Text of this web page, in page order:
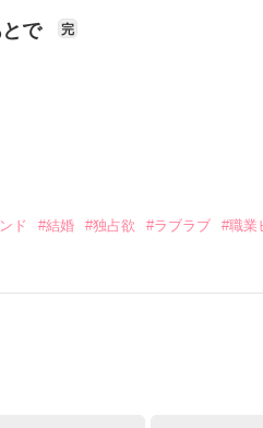
と再会。なんと彼の正体は、とあ
家、社内でも冷徹だと評判な社長
、猫の世話を口実にしばしば呼び
で 完
ド #結婚 #独占欲 #ラブラブ #職業
いきなりプロポーズをしてきた上